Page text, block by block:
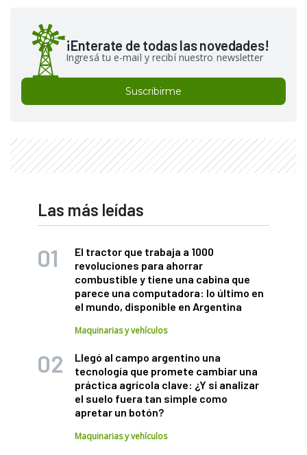
¡Enterate de todas las novedades!
Ingresá tu e-mail y recibí nuestro newsletter
Suscribirme
Las más leídas
El tractor que trabaja a 1000
revoluciones para ahorrar
combustible y tiene una cabina que
parece una computadora: lo último en
el mundo, disponible en Argentina
Maquinarias y vehículos
Llegó al campo argentino una
tecnología que promete cambiar una
práctica agrícola clave: ¿Y si analizar
el suelo fuera tan simple como
apretar un botón?
Maquinarias y vehículos